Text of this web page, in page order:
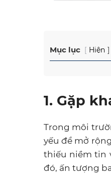
Mục lục Hiện
1. Gặp
Trong môi
yếu để mở
thiếu niềm tin
đó, ấn tượng